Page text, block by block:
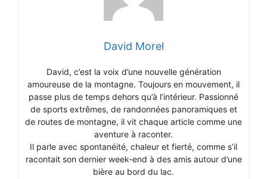
David Morel
David, c’est la voix d’une nouvelle génération
amoureuse de la montagne. Toujours en mouvement, il
passe plus de temps dehors qu’à l’intérieur. Passionné
de sports extrêmes, de randonnées panoramiques et
de routes de montagne, il vit chaque article comme une
aventure à raconter.
Il parle avec spontanéité, chaleur et fierté, comme s’il
racontait son dernier week-end à des amis autour d’une
bière au bord du lac.